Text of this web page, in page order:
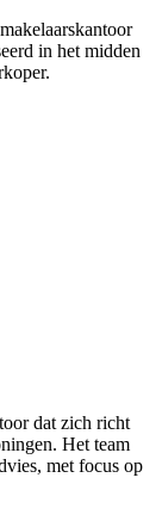
in het midden
dat zich richt
Het team
met focus op